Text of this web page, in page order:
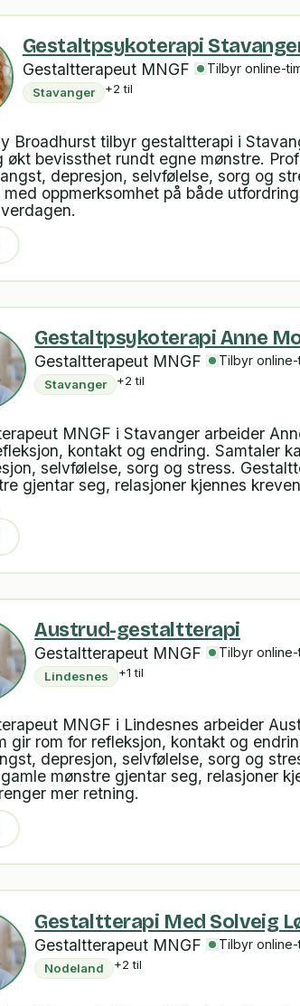
Gestaltpsykoterapi
Gestaltterapeut MNGF Tilbyr online-
Stavanger +2 til
Broadhurst tilbyr gestaltterapi i
økt bevissthet rundt egne mønstre.
depresjon, selvfølelse, sorg og
oppmerksomhet på både
Gestaltpsykoterapi Anne
Gestaltterapeut MNGF Tilbyr online-
Stavanger +2 til
MNGF i Stavanger arbeider
kontakt og endring. Samtaler
selvfølelse, sorg og stress.
gjentar seg, relasjoner kjennes
Austrud-gestaltterapi
Gestaltterapeut MNGF Tilbyr online-
Lindesnes +1 til
MNGF i Lindesnes arbeider
gir rom for refleksjon, kontakt og
depresjon, selvfølelse, sorg og
mønstre gjentar seg, relasjoner
mer retning.
Gestaltterapi Med Solveig
Gestaltterapeut MNGF Tilbyr online-
Nodeland +2 til